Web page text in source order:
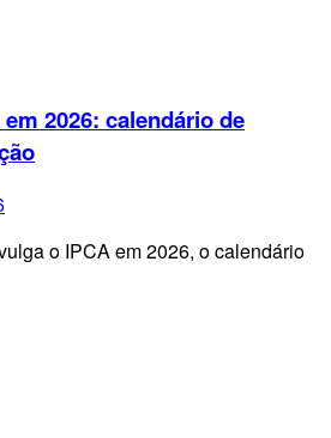
2026: calendário de
o IPCA em 2026, o calendário